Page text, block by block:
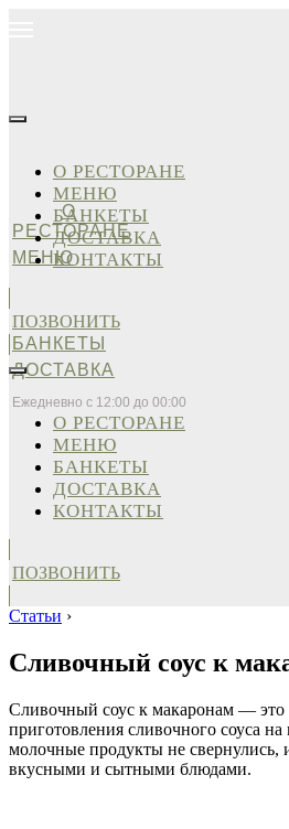
О
РЕСТОРАНЕ
МЕНЮ
БАНКЕТЫ
ДОСТАВКА
Ежедневно с 12:00 до 00:00
О РЕСТОРАНЕ
МЕНЮ
БАНКЕТЫ
ДОСТАВКА
КОНТАКТЫ
ПОЗВОНИТЬ
О РЕСТОРАНЕ
МЕНЮ
БАНКЕТЫ
ДОСТАВКА
КОНТАКТЫ
ПОЗВОНИТЬ
Статьи ›
Сливочный соус к
Сливочный соус к макаронам — это
приготовления сливочного соуса
молочные продукты не свернулись,
вкусными и сытными блюдами.